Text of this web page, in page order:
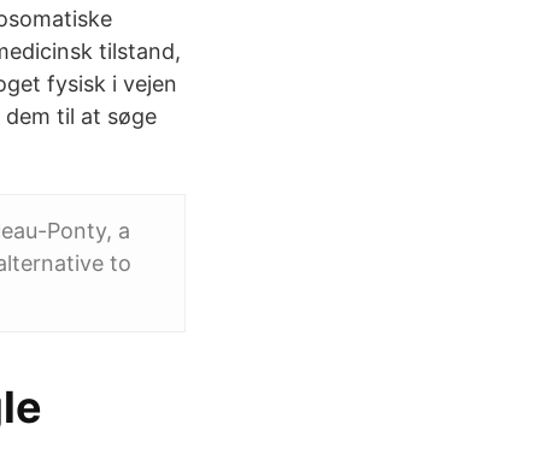
tilstand,
fysisk i vejen
til at søge
Ponty, a
to